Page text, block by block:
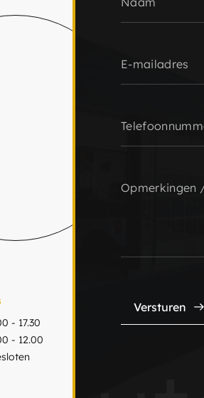
- 17.30
- 12.00
Versturen